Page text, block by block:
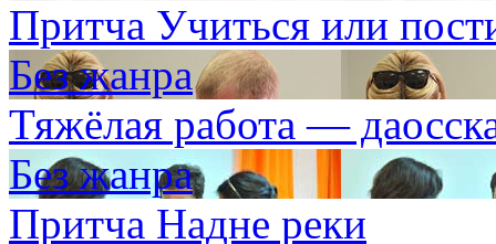
Притча Учиться или
Без жанра
Тяжёлая работа —
Без жанра
Притча Надне реки